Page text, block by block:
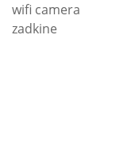
wifi camera
zadkine